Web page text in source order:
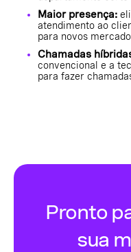
Maior presença:
atendimento ao
para novos
Chamadas
convencional e a
para fazer
Pronto
sua